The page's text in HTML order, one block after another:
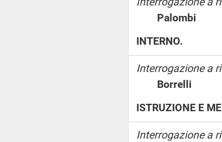
Palombi
INTERNO.
Interrogazione a
Borrelli
ISTRUZIONE E
Interrogazione a